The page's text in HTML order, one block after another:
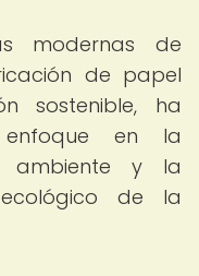
modernas de
de papel
sostenible, ha
en la
ambiente y la
de la